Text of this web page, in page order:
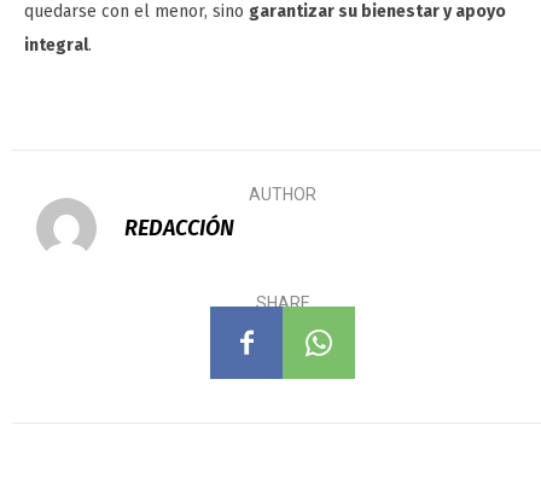
quedarse con el menor, sino garantizar su bienestar y apoyo
integral.
AUTHOR
REDACCIÓN
SHARE